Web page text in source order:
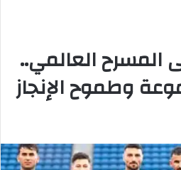
المسرح العالمي..
وطموح الإنجاز